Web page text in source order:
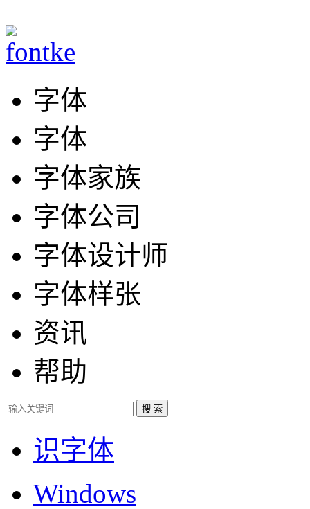
字体
字体
字体家族
字体公司
字体设计师
字体样张
资讯
帮助
识字体
Windows